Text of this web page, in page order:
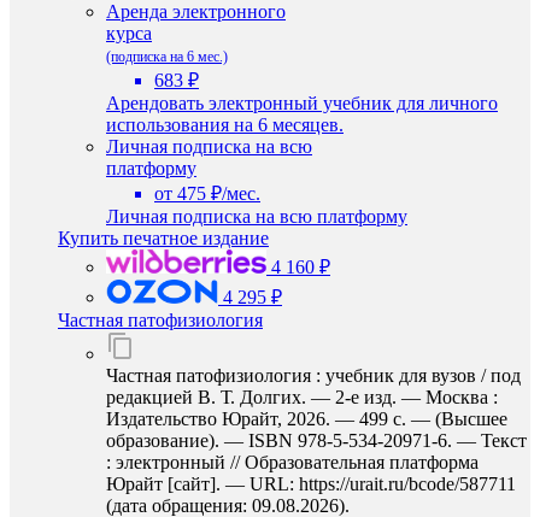
Аренда электронного
курса
(подписка на 6 мес.)
683 ₽
Арендовать электронный учебник для личного
использования на 6 месяцев.
Личная подписка на всю
платформу
от 475 ₽/мес.
Личная подписка на всю платформу
Купить печатное издание
4 160 ₽
4 295 ₽
Частная патофизиология
Частная патофизиология : учебник для вузов / под
редакцией В. Т. Долгих. — 2-е изд. — Москва :
Издательство Юрайт, 2026. — 499 с. — (Высшее
образование). — ISBN 978-5-534-20971-6. — Текст
: электронный // Образовательная платформа
Юрайт [сайт]. — URL: https://urait.ru/bcode/587711
(дата обращения: 09.08.2026).